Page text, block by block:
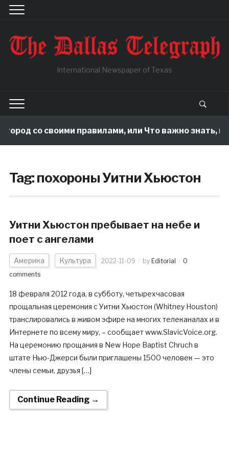
International Newspaper of Texas
со своими правилами, или Что важно знать,
Tag:похороны Уитни Хьюстон
Уитни Хьюстон пребывает на небе и
поет с ангелами
Америка Культура 2022-11-09 by Editorial
0
comments
18 февраля 2012 года, в субботу, четырехчасовая
прощальная церемония с Уитни Хьюстон (Whitney Houston)
транслировались в живом эфире на многих телеканалах и в
Интернете по всему миру, – сообщает www.SlavicVoice.org.
На церемонию прощания в New Hope Baptist Chruch в
штате Нью-Джерси были приглашены 1500 человек — это
члены семьи, друзья […]
Continue Reading →